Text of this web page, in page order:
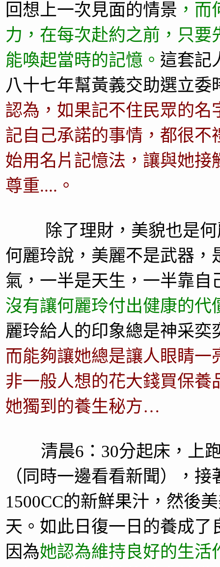
回想上一次見面的情景 ，
力，在每次赴約之前，只要
能喚起當時的記憶。 這套記
八十七年幫黃義交助選立委
認為，如果記不住民眾的名
記自己承諾的事情，都很不
始用名片記憶法，讓與她接
尊重....。
除了理財，美貌也是
何麗玲說，美麗不是武器，
氣，一半是天生，一半靠自
沒有讓何麗玲付出健康的代
麗玲給人的印象總是神采奕
而能夠讓她總是讓人眼睛一
非一般人想的花大錢買保養
她獨到的養生秘方…
清晨6：30分起床，上跑
（同時一邊看看新聞），接
1500CC的新鮮果汁，然後
天。如此日復一日的養成了
因為她認為維持良好的生活